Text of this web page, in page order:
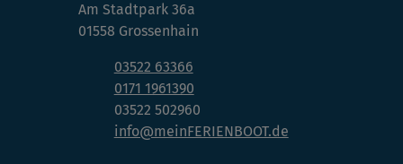
Am Stadtpark 36a
01558 Grossenhain
03522 63366
0171 1961390
03522 502960
info@meinFERIENBOOT.de